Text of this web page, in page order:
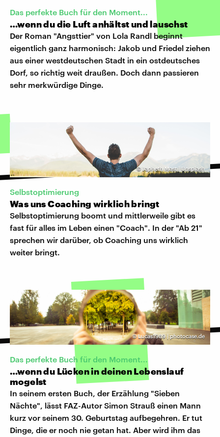
Das perfekte Buch für den Moment...
…wenn du die Luft anhältst und lauschst
Der Roman "Angsttier" von Lola Randl beginnt
eigentlich ganz harmonisch: Jakob und Friedel ziehen
aus einer westdeutschen Stadt in ein ostdeutsches
Dorf, so richtig weit draußen. Doch dann passieren
sehr merkwürdige Dinge.
© Japheth Mast | Unsplash
Selbstoptimierung
Was uns Coaching wirklich bringt
Selbstoptimierung boomt und mittlerweile gibt es
fast für alles im Leben einen "Coach". In der "Ab 21"
sprechen wir darüber, ob Coaching uns wirklich
weiter bringt.
©Lucas1989 | photocase.de
Das perfekte Buch für den Moment...
…wenn du Lücken in deinen Lebenslauf
mogelst
In seinem ersten Buch, der Erzählung "Sieben
Nächte", lässt FAZ-Autor Simon Strauß einen Mann
kurz vor seinem 30. Geburtstag aufbegehren. Er tut
Dinge, die er noch nie getan hat. Aber wird ihm das